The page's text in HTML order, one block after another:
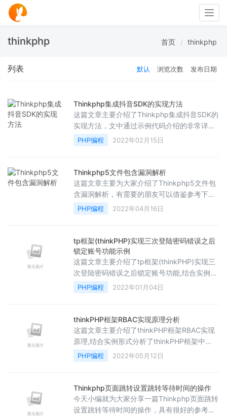
thinkphp 首页 thinkphp
列表 默认 浏览次数 发布日期
Thinkphp集成抖音SDK的实现方法
这篇文章主要介绍了Thinkphp集成抖音SDK的
实现方法，文中通过示例代码介绍的非常详
细，对大家的学习或者工作具有一定的参考学
习价值，需要的朋友们下面随着小编来一起学
PHP编程 2022年02月15日
Thinkphp5文件包含漏洞解析
这篇文章主要为大家介绍了Thinkphp5文件包
含漏洞解析，有需要的朋友可以借鉴参考下，
希望能够有所帮助，祝大家多多进步，早日升
职加薪
PHP编程 2022年04月16日
tp框架(thinkPHP)实现三次登陆密码错误之后
锁定账号功能示例
这篇文章主要介绍了tp框架(thinkPHP)实现三
次登陆密码错误之后锁定账号功能,结合实例形
式分析了基于thinkPHP登陆判断、标志位运算
等操作实现密码账号锁定功能,需要的朋友可以
PHP编程 2022年01月04日
thinkPHP框架RBAC实现原理分析
这篇文章主要介绍了thinkPHP框架RBAC实现
原理,结合实例形式分析了thinkPHP框架中
RBAC角色权限控制相关实现原理与操作技巧,
需要的朋友可以参考下
PHP编程 2022年05月12日
Thinkphp页面跳转设置跳转等待时间的操作
今天小编就为大家分享一篇Thinkphp页面跳转
设置跳转等待时间的操作，具有很好的参考价